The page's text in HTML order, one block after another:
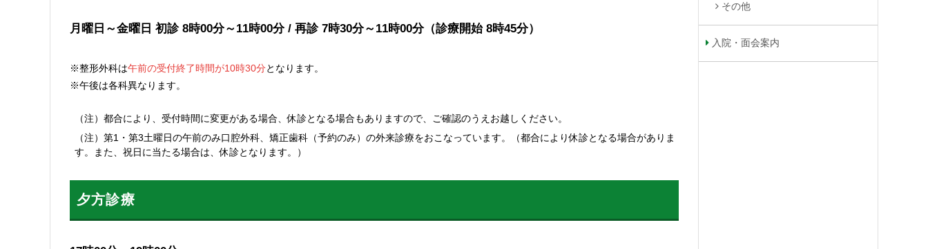
月曜日～金曜日 初診 8時00分～11時00分 / 再診 7時30分～11時00分（診療開始 8時45分）
※整形外科は午前の受付終了時間が10時30分となります。
※午後は各科異なります。
（注）都合により、受付時間に変更がある場合、休診となる場合もありますので、ご確認のうえお越しください。
（注）第1・第3土曜日の午前のみ口腔外科、矯正歯科（予約のみ）の外来診療をおこなっています。（都合により休診となる場合がありま
す。また、祝日に当たる場合は、休診となります。）
夕方診療
その他
入院・面会案内